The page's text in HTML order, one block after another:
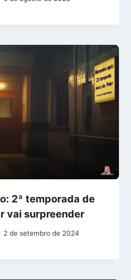
2ª temporada de
vai surpreender
2 de setembro de 2024